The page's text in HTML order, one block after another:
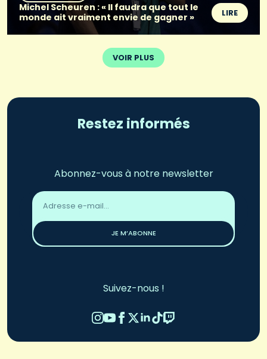
Michel Scheuren : « Il faudra que tout le
monde ait vraiment envie de gagner »
LIRE
VOIR PLUS
Restez informés
Abonnez-vous à notre newsletter
Adresse
email
JE M’ABONNE
Suivez-nous !